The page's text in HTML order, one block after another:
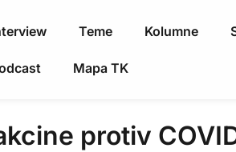
Teme Kolumne
Mapa TK
protiv